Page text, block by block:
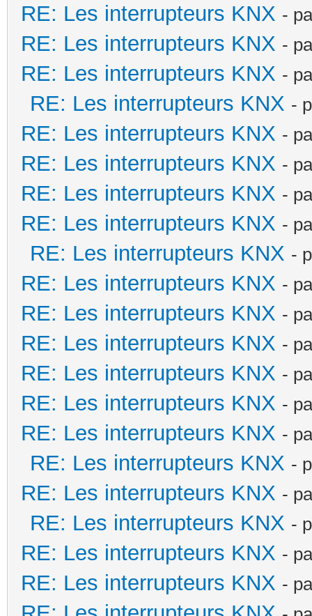
RE: Les interrupteurs KNX -
RE: Les interrupteurs KNX -
RE: Les interrupteurs KNX -
RE: Les interrupteurs KNX -
RE: Les interrupteurs KNX -
RE: Les interrupteurs KNX -
RE: Les interrupteurs KNX -
RE: Les interrupteurs KNX -
RE: Les interrupteurs KNX -
RE: Les interrupteurs KNX -
RE: Les interrupteurs KNX -
RE: Les interrupteurs KNX -
RE: Les interrupteurs KNX -
RE: Les interrupteurs KNX -
RE: Les interrupteurs KNX -
RE: Les interrupteurs KNX -
RE: Les interrupteurs KNX -
RE: Les interrupteurs KNX -
RE: Les interrupteurs KNX -
RE: Les interrupteurs KNX -